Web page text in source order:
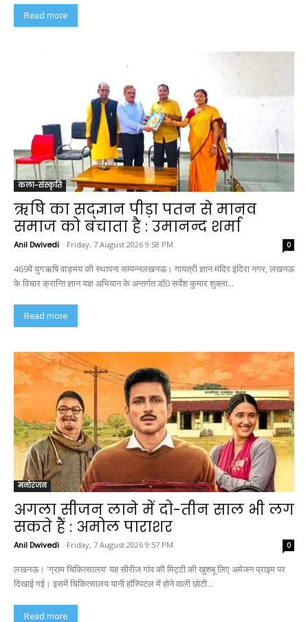
Read more
कला-संस्कृति
ऋषि का सद्ज्ञान पीड़ा पतन से मानव
समाज को बचाता है : उमानन्द शर्मा
Anil Dwivedi - Friday, 7 August 2026 9:58 PM 0
469वें युगऋषि वाङ्मय की स्थापना सम्पन्नलखनऊ। गायत्री ज्ञान मंदिर इंदिरा नगर, लखनऊ
के विचार क्रान्ति ज्ञान यज्ञ अभियान के अन्तर्गत डॉ0 सर्वेश कुमार शुक्ला...
Read more
मनोरंजन
अगला सीजन लाने में दो-तीन साल भी लग
सकते हैं : अमोल पाराशर
Anil Dwivedi - Friday, 7 August 2026 9:57 PM 0
लखनऊ। 'ग्राम चिकित्सालय' यह सीरीज गांव की मिट्टी की खुशबू लिए अमेजन प्राइम पर
दिखाई गई। इसमें चिकित्सालय यानी हॉस्पिटल में होने वाली छोटी...
Read more